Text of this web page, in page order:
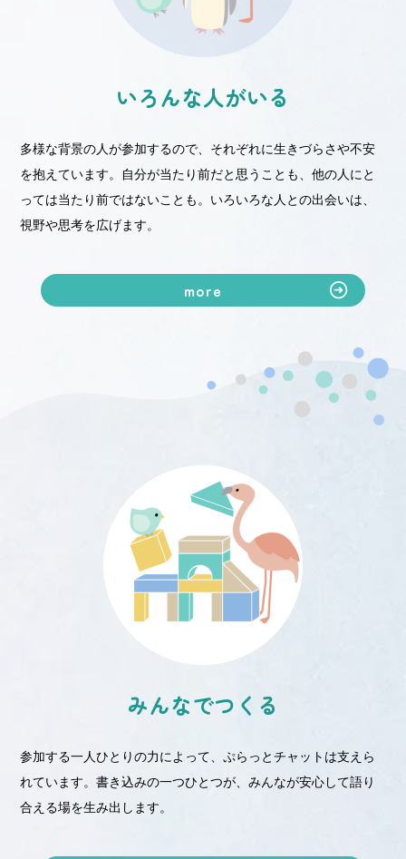
いろんな人がいる
多様な背景の人が参加するので、それぞれに生きづらさや不安
を抱えています。自分が当たり前だと思うことも、他の人にと
っては当たり前ではないことも。いろいろな人との出会いは、
視野や思考を広げます。
more
みんなでつくる
参加する一人ひとりの力によって、ぷらっとチャットは支えら
れています。書き込みの一つひとつが、みんなが安心して語り
合える場を生み出します。